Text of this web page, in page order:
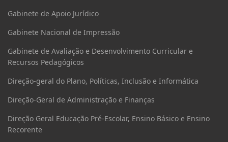
Gabinete de Apoio Jurídico
Gabinete Nacional de Impressão
Gabinete de Avaliação e Desenvolvimento Curricular e
Recursos Pedagógicos
Direção-geral do Plano, Políticas, Inclusão e Informática
Direção-Geral de Administração e Finanças
Direção Geral Educação Pré-Escolar, Ensino Básico e Ensino
Recorente